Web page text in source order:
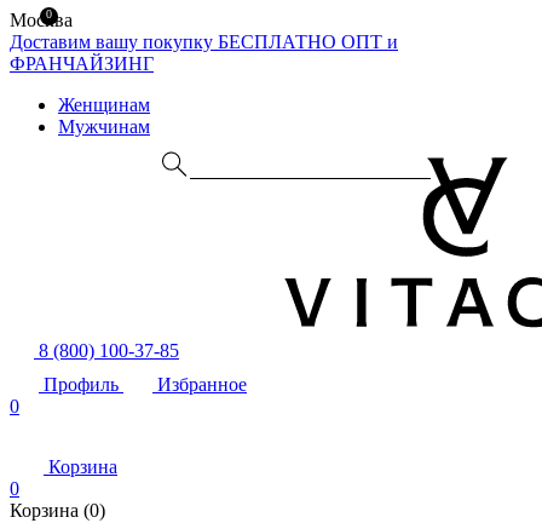
Москва
Доставим вашу покупку БЕСПЛАТНО ОПТ и
ФРАНЧАЙЗИНГ
Женщинам
Мужчинам
8 (800) 100-37-85
Профиль
Избранное
0
Корзина
0
Корзина (0)
0